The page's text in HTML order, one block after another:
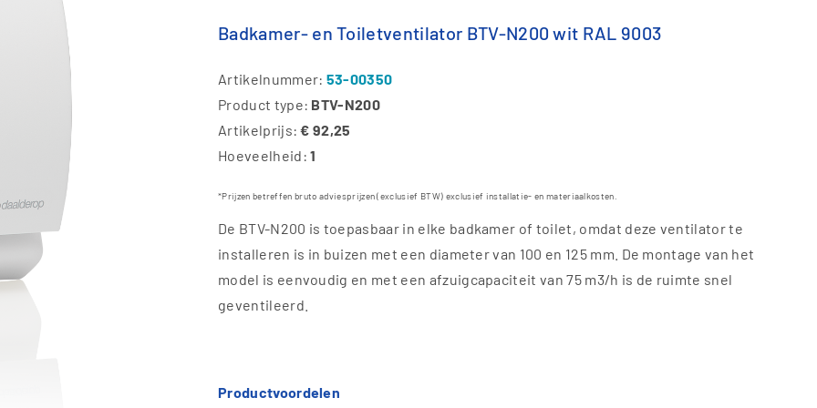
Badkamer- en Toiletventilator BTV-N200 wit RAL 9003
Artikelnummer: 53-00350
Product type: BTV-N200
Artikelprijs:€ 92,25
Hoeveelheid:1
*Prijzen betreffen bruto adviesprijzen (exclusief BTW) exclusief installatie- en materiaalkosten.
De BTV-N200 is toepasbaar in elke badkamer of toilet, omdat deze ventilator te
installeren is in buizen met een diameter van 100 en 125 mm. De montage van het
model is eenvoudig en met een afzuigcapaciteit van 75 m3/h is de ruimte snel
geventileerd.
Productvoordelen